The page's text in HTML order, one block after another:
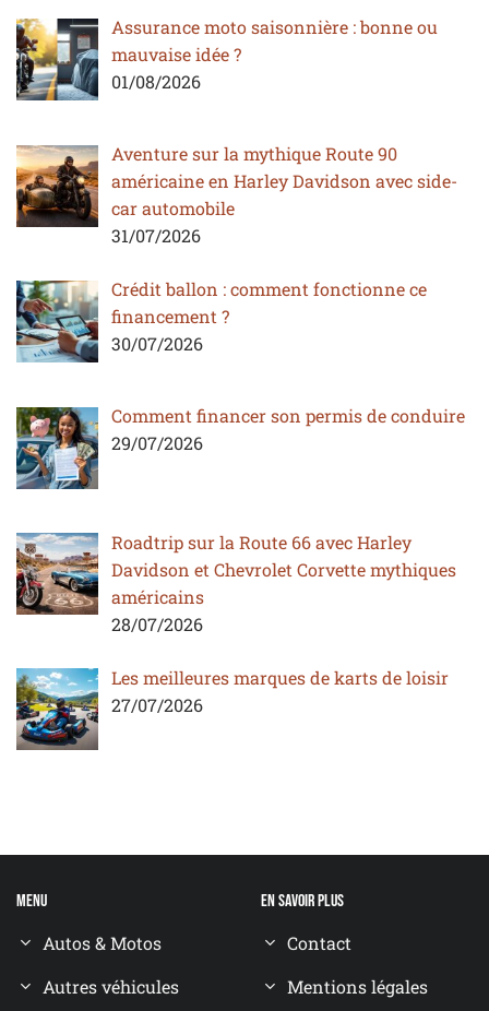
Assurance moto saisonnière : bonne ou
mauvaise idée ?
01/08/2026
Aventure sur la mythique Route 90
américaine en Harley Davidson avec side-
car automobile
31/07/2026
Crédit ballon : comment fonctionne ce
financement ?
30/07/2026
Comment financer son permis de conduire
29/07/2026
Roadtrip sur la Route 66 avec Harley
Davidson et Chevrolet Corvette mythiques
américains
28/07/2026
Les meilleures marques de karts de loisir
27/07/2026
Menu
Autos & Motos
Autres véhicules
En savoir plus
Contact
Mentions légales